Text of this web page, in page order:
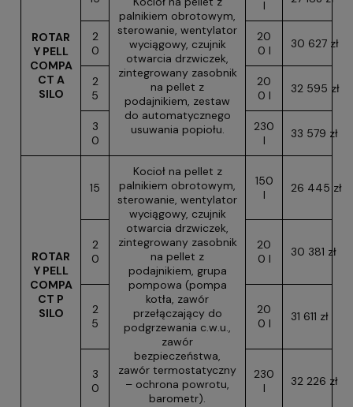
ROTAR
Y PELL
COMPA
CT A
SILO
palnikiem obrotowym,
sterowanie, wentylator
wyciągowy, czujnik
otwarcia drzwiczek,
zintegrowany zasobnik
na pellet z
podajnikiem, zestaw
do automatycznego
usuwania popiołu.
l
2
0
20
0 l
30 627 zł
2
5
20
0 l
32 595 zł
3
0
230
l
33 579 zł
ROTAR
Y PELL
COMPA
CT P
SILO
15
Kocioł na pellet z
palnikiem obrotowym,
sterowanie, wentylator
wyciągowy, czujnik
otwarcia drzwiczek,
zintegrowany zasobnik
na pellet z
podajnikiem, grupa
pompowa (pompa
kotła, zawór
przełączający do
podgrzewania c.w.u.,
zawór
bezpieczeństwa,
zawór termostatyczny
– ochrona powrotu,
barometr).
150
l
26 445 zł
2
0
20
0 l
30 381 zł
2
5
20
0 l
31 611 zł
3
0
230
l
32 226 zł